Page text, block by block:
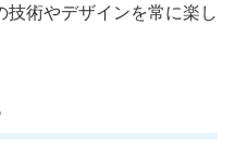
技術やデザインを常に楽し